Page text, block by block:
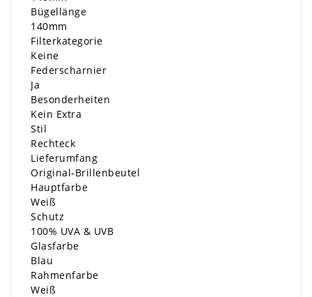
Bügellänge
140mm
Filterkategorie
Keine
Federscharnier
Ja
Besonderheiten
Kein Extra
Stil
Rechteck
Lieferumfang
Original-Brillenbeutel
Hauptfarbe
Weiß
Schutz
100% UVA & UVB
Glasfarbe
Blau
Rahmenfarbe
Weiß